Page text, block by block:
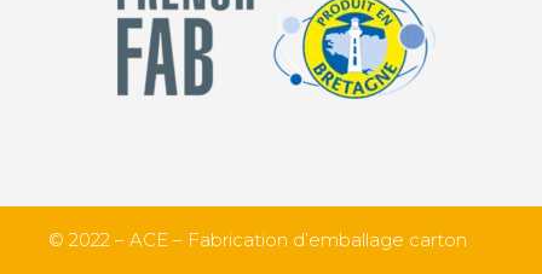
© 2022 – ACE – Fabrication d’emballage carton